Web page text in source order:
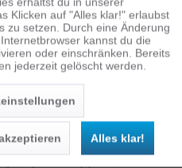
auf nur noch 1kg gesenkt
Gewichtsersparnis gegenüber
Wunsch vieler Pro Filmer nach
eine ausgeklügelte Mechanik für
Inaktiv
Inaktiv
Klicken auf "Alles klar!" erlaubst
zu setzen. Durch eine Änderung
kannst du die
oder einschränken. Bereits
jederzeit gelöscht werden.
Alles klar!